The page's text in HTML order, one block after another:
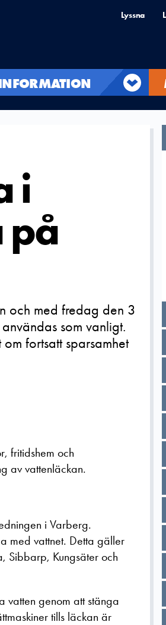
Lyssna
i
på
och med fredag den 3
som vanligt.
fortsatt sparsamhet
fritidshem och
av vattenläckan.
i Varberg.
med vattnet. Detta gäller
Sibbarp, Kungsäter och
vatten genom att stänga
tills läckan är